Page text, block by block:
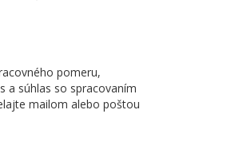
pomeru,
a súhlas so spracovaním
mailom alebo poštou